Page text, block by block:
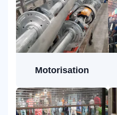
Motorisation